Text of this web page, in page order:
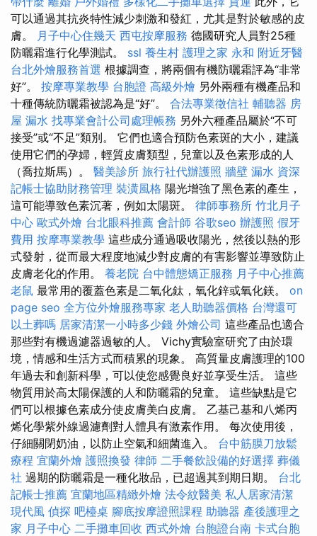
可以通過其抗炎特性減少刺激和發紅，尤其是對於敏感的皮
膚。 月子中心住幾天 西屯按摩服務 德國研究人員對25種
防曬霜進行化學測試。 ssl 養生村 護理之家 永和 附近牙醫
台北外燴服務首選 根據調查，將兩個有機防曬霜評為“非常
好”。 按摩專業教學 台胞證 高級外燴 另外兩種有機產品和
十種傳統防曬霜被認為是“好”。 合法專業徵信社 輔聽器 房
屋 漏水 找專業會計公司處理帳務 另外六種產品屬於“不可
接受”或“不足”類別。 它們也適合預防色素斑的大小，建議
使用它們的孕婦，輕質皮膚類型，兒童以及色素形成的人
（喬拉斯馬）。 醫美診所 旅行社代辦護照 牆壁 漏水 資深
記帳士協助財務管理 裝潢風格 陽光增強了黑色素的產生，
這可能導致色素沉著，例如太陽斑。 律師事務所 竹北月子
中心 歐式外燴 台北眼科推薦 會計師 谷歌seo 辦護照 假牙
費用 按摩專業教學 這些成分通過吸收陽光，然後以熱的形
式發射，從而最大程度地減少對皮膚的有害影響並導致防止
皮膚老化的作用。 養老院 台中體態矯正服務 月子中心推薦
老鼠 最常用的覆蓋色素是二氧化鈦，氧化鋅或氧化鎂。 on
page seo 全方位外燴服務專家 老人助聽器價格 台灣還可
以土葬嗎 居家清潔一小時多少錢 外燴公司 這些產品也適合
那些對有機過濾器過敏的人。 Vichy實驗室研究了由於環
境，情感和生活方式而積累的現象。 高質量皮膚護理的100
年過去和創新科學，可以使您感覺良好並享受生活。 這些
物質用於高太陽保護的人和防曬霜的兒童。 這些缺點是它
們可以根據色素成分使皮膚美白皮膚。 乙基己基和八烯丙
烯化學紫外線過濾劑對人體具有激素作用。 每次使用後，
仔細關閉奶油，以防止空氣和細菌進入。 台中筋膜刀放鬆
療程 宜蘭外燴 護照換發 律師 二手餐飲設備的好選擇 葬儀
社 過期的防曬霜是一種化妝品，已超過其到期日期。 台北
記帳士推薦 宜蘭地區精緻外燴 法令紋醫美 私人居家清潔
現代風 偵探 吧檯桌 腳底按摩證照課程 助聽器 產後護理之
家 月子中心 二手攤車回收 西式外燴 台胞證台南 卡式台胞